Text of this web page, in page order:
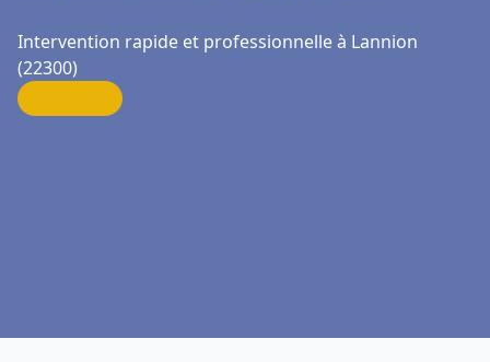
Intervention rapide et professionnelle à Lannion
(22300)